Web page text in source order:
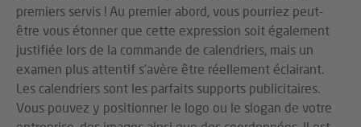
premiers servis ! Au premier abord, vous pourriez peut-
être vous étonner que cette expression soit également
justifiée lors de la commande de calendriers, mais un
examen plus attentif s’avère être réellement éclairant.
Les calendriers sont les parfaits supports publicitaires.
Vous pouvez y positionner le logo ou le slogan de votre